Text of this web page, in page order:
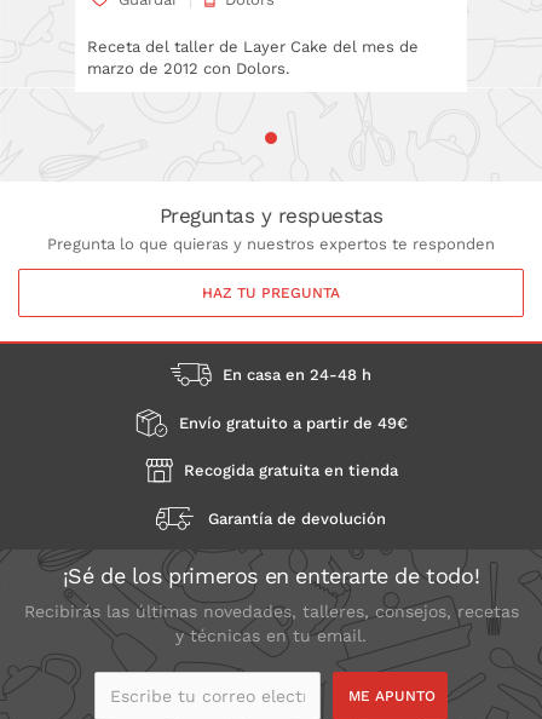
Receta del taller de Layer Cake del mes de
marzo de 2012 con Dolors.
Preguntas y respuestas
Pregunta lo que quieras y nuestros expertos te responden
HAZ TU PREGUNTA
En casa en 24-48 h
Envío gratuito a partir de 49€
Recogida gratuita en tienda
Garantía de devolución
¡Sé de los primeros en enterarte de todo!
Recibirás las últimas novedades, talleres, consejos, recetas
y técnicas en tu email.
Escribe tu correo